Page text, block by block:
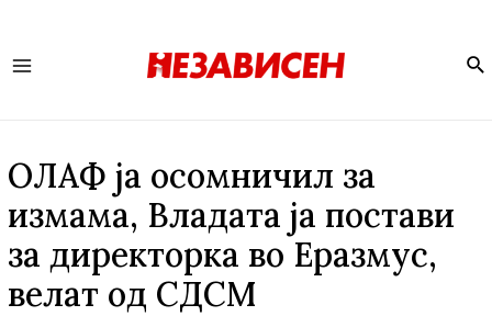
ОЛАФ ја осомничил за
измама, Владата ја постави
за директорка во Еразмус,
велат од СДСМ